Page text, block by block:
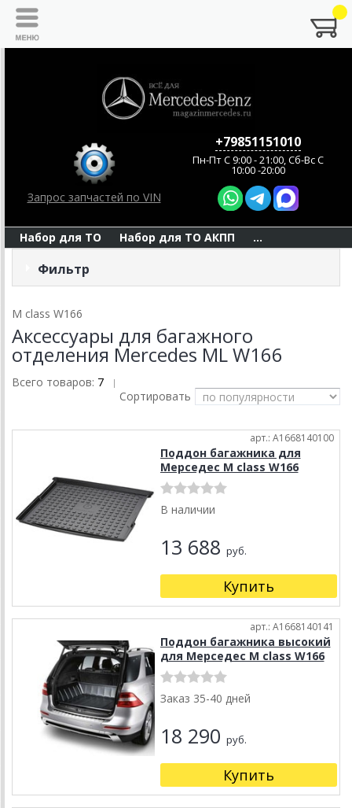
Запрос запчастей по VIN
+79851151010
Пн-Пт C 9:00 - 21:00, Сб-Вс С
10:00 -20:00
Набор для ТО Набор для ТО АКПП ...
Фильтр
M class W166
Аксессуары для багажного
отделения Mercedes ML W166
Всего товаров: 7 |
Сортировать
арт.: A1668140100
Поддон багажника для
Мерседес M class W166
В наличии
13 688 руб.
Купить
арт.: A1668140141
Поддон багажника высокий
для Мерседес M class W166
Заказ 35-40 дней
18 290 руб.
Купить